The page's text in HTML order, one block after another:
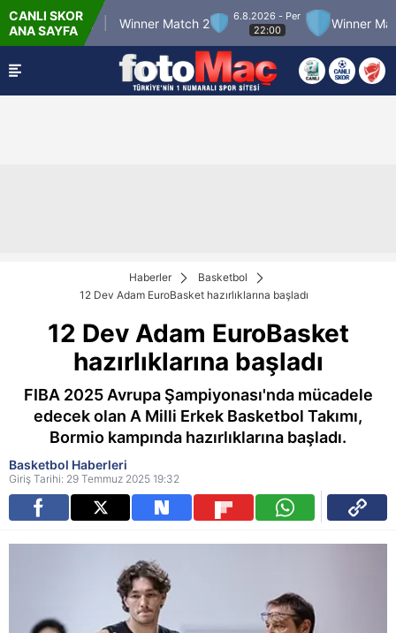
CANLI SKOR
ANA SAYFA
Match 12 Winner Match 2
6.8.2026 - Per
22:00
Winner Match
Haberler
Basketbol
12 Dev Adam EuroBasket hazırlıklarına başladı
12 Dev Adam EuroBasket
hazırlıklarına başladı
FIBA 2025 Avrupa Şampiyonası'nda mücadele
edecek olan A Milli Erkek Basketbol Takımı,
Bormio kampında hazırlıklarına başladı.
Basketbol Haberleri
Giriş Tarihi: 29 Temmuz 2025 19:32